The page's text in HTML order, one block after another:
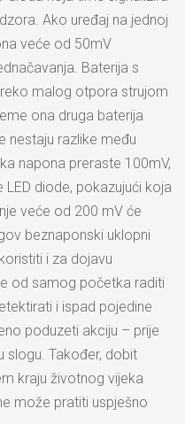
Ako uređaj na jednoj
veće od 50mV
Baterija s
malog otpora strujom
ona druga baterija
nestaju razlike među
napona preraste 100mV,
diode, pokazujući koja
veće od 200 mV će
beznaponski uklopni
i za dojavu
od samog početka raditi
i ispad pojedine
poduzeti akciju – prije
slogu. Također, dobit
kraju životnog vijeka
može pratiti uspješno